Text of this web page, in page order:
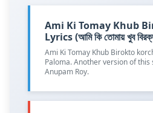
Ami Ki Tomay Khub
Lyrics (আমি কি তোমায় খুব
Ami Ki Tomay Khub Birokto
Paloma. Another version of this
Anupam Roy.